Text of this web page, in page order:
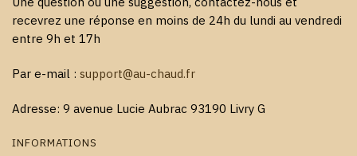
recevrez une réponse en moins de 24h du lundi au vendredi
entre 9h et 17h
Par e-mail : support@au-chaud.fr
Adresse: 9 avenue Lucie Aubrac 93190 Livry G
INFORMATIONS